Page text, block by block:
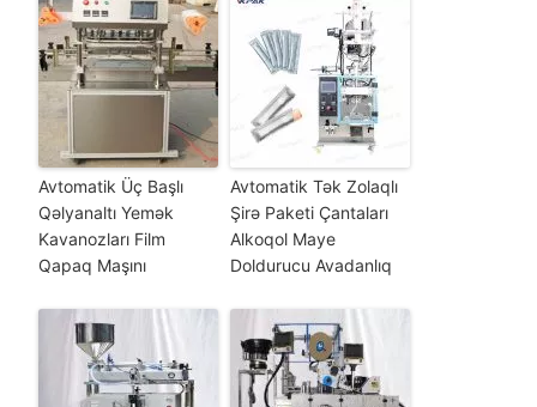
Avtomatik Üç Başlı
Qəlyanaltı Yemək
Kavanozları Film
Qapaq Maşını
Avtomatik Tək Zolaqlı
Şirə Paketi Çantaları
Alkoqol Maye
Doldurucu Avadanlıq